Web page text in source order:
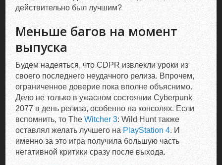
действительно был лучшим?
Меньше багов на момент
выпуска
Будем надеяться, что CDPR извлекли уроки из
своего последнего неудачного релиза. Впрочем,
ограниченное доверие пока вполне объяснимо.
Дело не только в ужасном состоянии Cyberpunk
2077 в день релиза, особенно на консолях. Если
вспомнить, то TheWitcher 3: Wild Hunt также
оставлял желать лучшего на PlayStation 4. И
именно за это игра получила большую часть
негативной критики сразу после выхода.